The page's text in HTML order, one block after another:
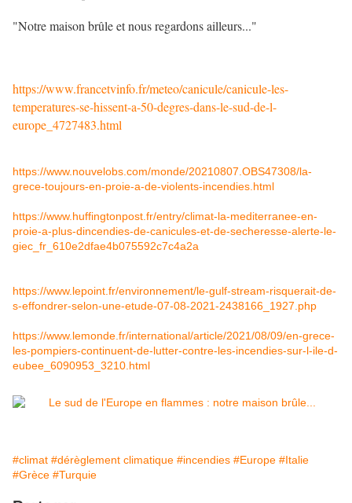
"Notre maison brûle et nous regardons ailleurs..."
https://www.francetvinfo.fr/meteo/canicule/canicule-les-
temperatures-se-hissent-a-50-degres-dans-le-sud-de-l-
europe_4727483.html
https://www.nouvelobs.com/monde/20210807.OBS47308/la-
grece-toujours-en-proie-a-de-violents-incendies.html
https://www.huffingtonpost.fr/entry/climat-la-mediterranee-en-
proie-a-plus-dincendies-de-canicules-et-de-secheresse-alerte-le-
giec_fr_610e2dfae4b075592c7c4a2a
https://www.lepoint.fr/environnement/le-gulf-stream-risquerait-de-
s-effondrer-selon-une-etude-07-08-2021-2438166_1927.php
https://www.lemonde.fr/international/article/2021/08/09/en-grece-
les-pompiers-continuent-de-lutter-contre-les-incendies-sur-l-ile-d-
eubee_6090953_3210.html
#climat #dérèglement climatique #incendies #Europe #Italie
#Grèce #Turquie